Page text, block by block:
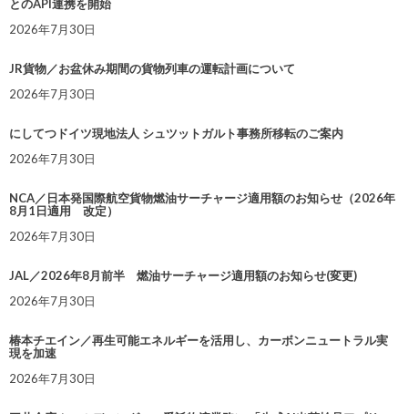
とのAPI連携を開始
2026年7月30日
JR貨物／お盆休み期間の貨物列車の運転計画について
2026年7月30日
にしてつドイツ現地法人 シュツットガルト事務所移転のご案内
2026年7月30日
NCA／日本発国際航空貨物燃油サーチャージ適用額のお知らせ（2026年
8月1日適用 改定）
2026年7月30日
JAL／2026年8月前半 燃油サーチャージ適用額のお知らせ(変更)
2026年7月30日
椿本チエイン／再生可能エネルギーを活用し、カーボンニュートラル実
現を加速
2026年7月30日